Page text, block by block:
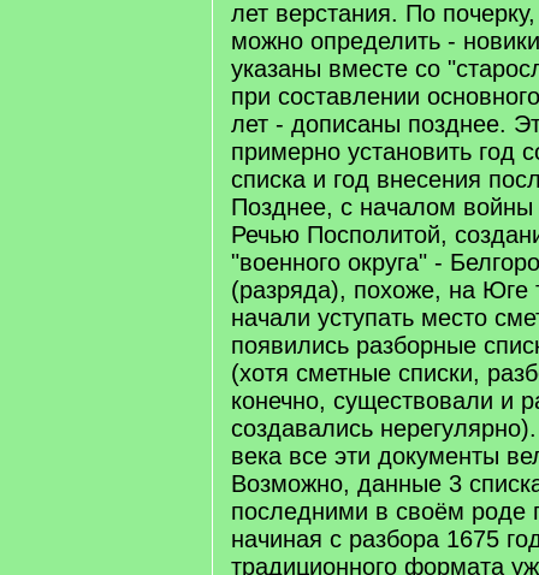
лет верстания. По
можно определить -
указаны вместе со
при составлении
лет - дописаны позднее.
примерно установить год
списка и год внесения
Позднее, с началом
Речью Посполитой,
"военного округа" -
(разряда), похоже, на Юге
начали уступать место
появились разборные
(хотя сметные списки,
конечно, существовали и
создавались
века все эти документы
Возможно, данные 3
последними в своём роде
начиная с разбора 1675
традиционного формата